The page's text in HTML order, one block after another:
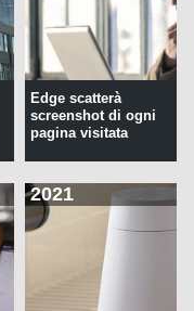
Edge scatterà
screenshot di ogni
pagina visitata
2021